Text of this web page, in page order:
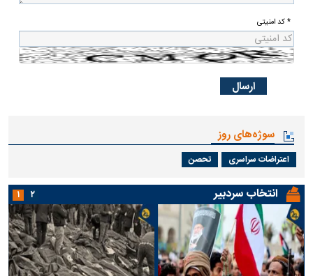
* کد امنیتی
سوژه‌های روز
اعتراضات سراسری تحصن
انتخاب سردبیر ۱ ۲